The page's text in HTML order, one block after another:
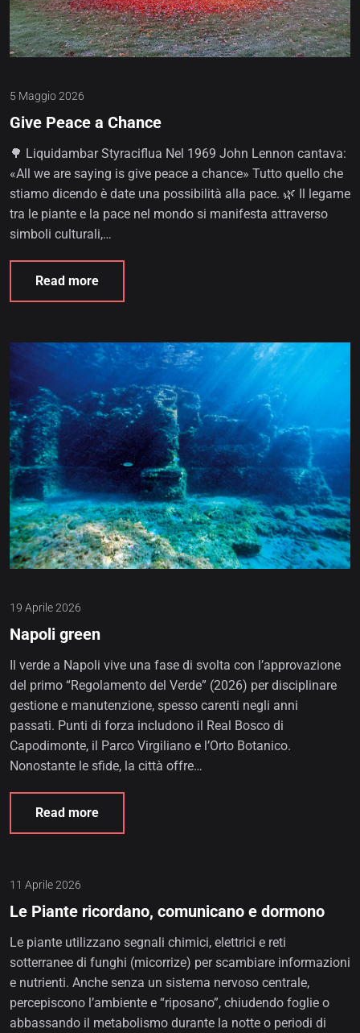
5 Maggio 2026
Give Peace a Chance
🌳 Liquidambar Styraciflua Nel 1969 John Lennon cantava:
«All we are saying is give peace a chance» Tutto quello che
stiamo dicendo è date una possibilità alla pace. 🌿 Il legame
tra le piante e la pace nel mondo si manifesta attraverso
simboli culturali,…
Read more
19 Aprile 2026
Napoli green
Il verde a Napoli vive una fase di svolta con l’approvazione
del primo “Regolamento del Verde” (2026) per disciplinare
gestione e manutenzione, spesso carenti negli anni
passati. Punti di forza includono il Real Bosco di
Capodimonte, il Parco Virgiliano e l’Orto Botanico.
Nonostante le sfide, la città offre…
Read more
11 Aprile 2026
Le Piante ricordano, comunicano e dormono
Le piante utilizzano segnali chimici, elettrici e reti
sotterranee di funghi (micorrize) per scambiare informazioni
e nutrienti. Anche senza un sistema nervoso centrale,
percepiscono l’ambiente e “riposano”, chiudendo foglie o
abbassando il metabolismo durante la notte o periodi di